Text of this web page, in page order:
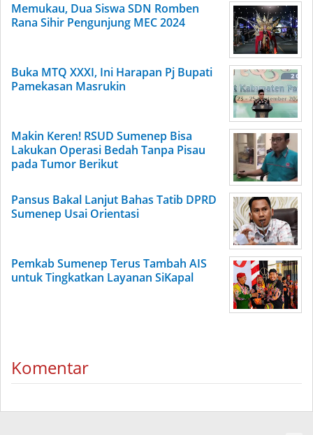
Memukau, Dua Siswa SDN Romben
Rana Sihir Pengunjung MEC 2024
Buka MTQ XXXI, Ini Harapan Pj Bupati
Pamekasan Masrukin
Makin Keren! RSUD Sumenep Bisa
Lakukan Operasi Bedah Tanpa Pisau
pada Tumor Berikut
Pansus Bakal Lanjut Bahas Tatib DPRD
Sumenep Usai Orientasi
Pemkab Sumenep Terus Tambah AIS
untuk Tingkatkan Layanan SiKapal
Komentar